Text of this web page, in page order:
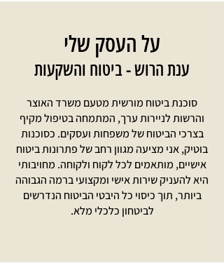
ענת הרוש - ביטוח והשקעות
על העסק שלי
סוכנת ביטוח מורשית מטעם משרד האוצר
והרשות לניירות ערך, המתמחה בטיפול מקיף
בצרכי הביטוח של משפחות ועסקים. כסוכנות
בוטיק, אני מציעה מגוון רחב של פתרונות ביטוח
אישיים, מותאמים לכל לקוח ולקוחה. מחויבותי
היא להעניק שירות אישי ומקצועי ברמה הגבוהה
ביותר, תוך כיסוי כל היבטי הביטוח הנדרשים
לביטחון כלכלי מלא.